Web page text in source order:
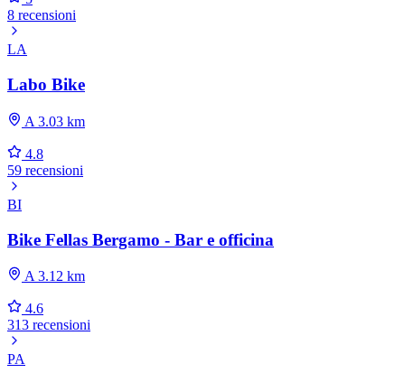
8 recensioni
LA
Labo Bike
A 3.03 km
4.8
59 recensioni
BI
Bike Fellas Bergamo - Bar e officina
A 3.12 km
4.6
313 recensioni
PA